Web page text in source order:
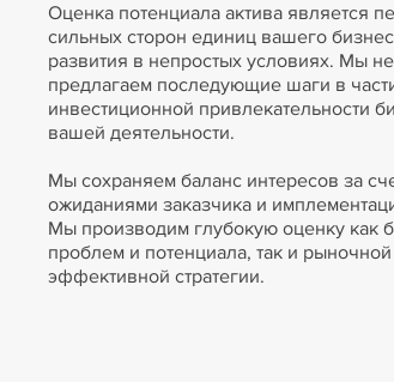
Оценка потенциала актива является
сильных сторон единиц вашего
развития в непростых условиях. Мы
предлагаем последующие шаги в
инвестиционной привлекательности
вашей деятельности.
Мы сохраняем баланс интересов за
ожиданиями заказчика и
Мы производим глубокую оценку как
проблем и потенциала, так и
эффективной стратегии.